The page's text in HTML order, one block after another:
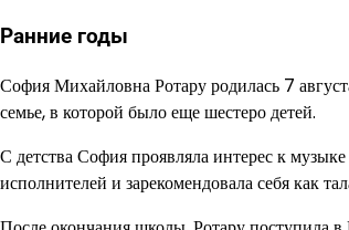
Ранние годы
София Михайловна Ротару родилась 7
семье, в которой было еще шестеро детей.
С детства София проявляла интерес к
исполнителей и зарекомендовала себя как